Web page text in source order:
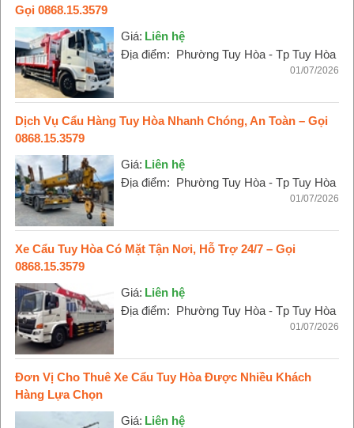
Gọi 0868.15.3579
Giá: Liên hệ
Địa điểm: Phường Tuy Hòa - Tp Tuy Hòa
01/07/2026
Dịch Vụ Cẩu Hàng Tuy Hòa Nhanh Chóng, An Toàn – Gọi
0868.15.3579
Giá: Liên hệ
Địa điểm: Phường Tuy Hòa - Tp Tuy Hòa
01/07/2026
Xe Cẩu Tuy Hòa Có Mặt Tận Nơi, Hỗ Trợ 24/7 – Gọi
0868.15.3579
Giá: Liên hệ
Địa điểm: Phường Tuy Hòa - Tp Tuy Hòa
01/07/2026
Đơn Vị Cho Thuê Xe Cẩu Tuy Hòa Được Nhiều Khách
Hàng Lựa Chọn
Giá: Liên hệ